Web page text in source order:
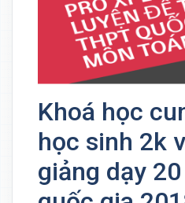
Khoá học
học sinh 2k
giảng dạy